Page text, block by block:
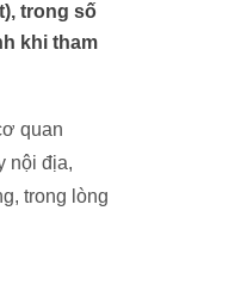
trong số
khi tham
quan
nội địa,
trong lòng